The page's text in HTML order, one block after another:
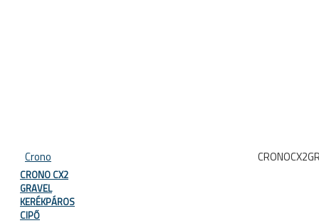
Crono
CRONO CX2
GRAVEL
KERÉKPÁROS
CIPŐ